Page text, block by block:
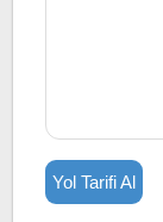
Yol Tarifi Al